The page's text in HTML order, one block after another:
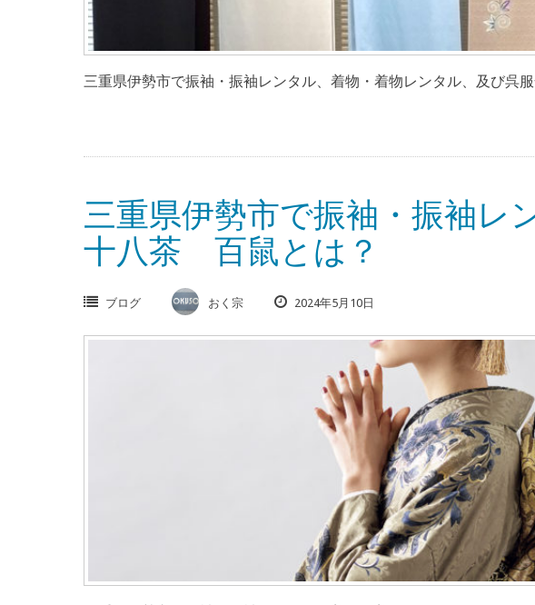
三重県伊勢市で振袖・振袖レンタル、着物・着物レンタル、及び呉
三重県伊勢市で振袖・振袖レ
十八茶 百鼠とは？
ブログ おく宗 2024年5月10日